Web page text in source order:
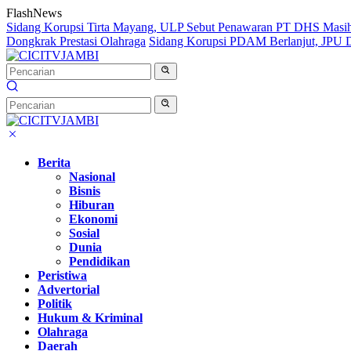
Langsung
ke
konten
FlashNews
Sidang Korupsi Tirta Mayang, ULP Sebut Penawaran PT DHS
Dongkrak Prestasi Olahraga Sidang Korupsi PDAM Berlanjut, JPU
Berita
Nasional
Bisnis
Hiburan
Ekonomi
Sosial
Dunia
Pendidikan
Peristiwa
Advertorial
Politik
Hukum & Kriminal
Olahraga
Daerah